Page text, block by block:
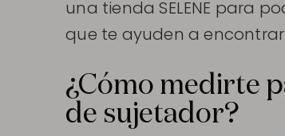
una tienda SELENE para
que te ayuden a
¿Cómo medirte
de sujetador?